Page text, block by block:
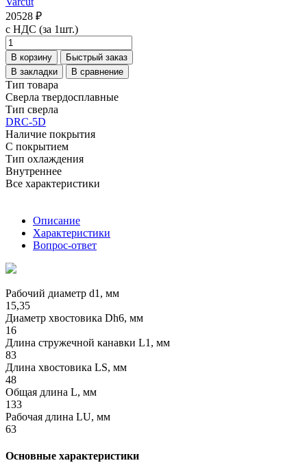
20528 ₽
с НДС (за 1шт.)
В корзину
Быстрый заказ
В закладки
В сравнение
Тип товара
Сверла твердосплавные
Тип сверла
DRC-5D
Наличие покрытия
С покрытием
Тип охлаждения
Внутреннее
Все характеристики
Описание
Характеристики
Вопрос-ответ
Рабочий диаметр d1, мм
15,35
Диаметр хвостовика Dh6, мм
16
Длина стружечной канавки L1, мм
83
Длина хвостовика LS, мм
48
Общая длина L, мм
133
Рабочая длина LU, мм
63
Основные характеристики